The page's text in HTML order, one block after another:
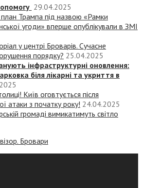
29.04.2025
Трампа під назвою «‎Рамки
угоди» вперше опублікували в ЗМІ
у центрі Броварів. Сучасне
порядку? 25.04.2025
інфраструктурні оновлення:
біля лікарні та укриття в
Київ оговтується після
атаки з початку року! 24.04.2025
громаді вимикатимуть світло
Бровари